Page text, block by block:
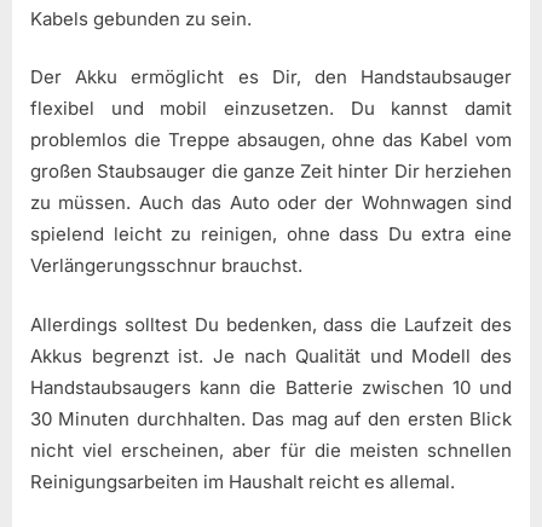
Kabels gebunden zu sein.
Der Akku ermöglicht es Dir, den Handstaubsauger
flexibel und mobil einzusetzen. Du kannst damit
problemlos die Treppe absaugen, ohne das Kabel vom
großen Staubsauger die ganze Zeit hinter Dir herziehen
zu müssen. Auch das Auto oder der Wohnwagen sind
spielend leicht zu reinigen, ohne dass Du extra eine
Verlängerungsschnur brauchst.
Allerdings solltest Du bedenken, dass die Laufzeit des
Akkus begrenzt ist. Je nach Qualität und Modell des
Handstaubsaugers kann die Batterie zwischen 10 und
30 Minuten durchhalten. Das mag auf den ersten Blick
nicht viel erscheinen, aber für die meisten schnellen
Reinigungsarbeiten im Haushalt reicht es allemal.